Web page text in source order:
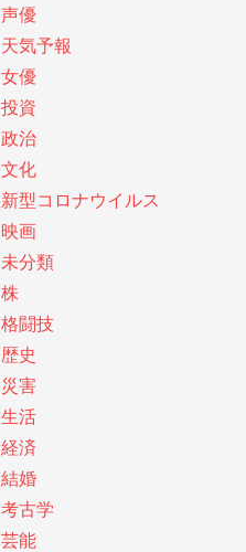
声優
天気予報
女優
投資
政治
文化
新型コロナウイルス
映画
未分類
株
格闘技
歴史
災害
生活
経済
結婚
考古学
芸能